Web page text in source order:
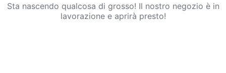
Sta nascendo qualcosa di grosso! Il nostro negozio è in
lavorazione e aprirà presto!